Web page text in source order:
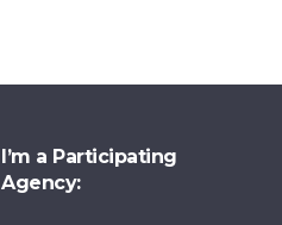
I’m a Participating
Agency: